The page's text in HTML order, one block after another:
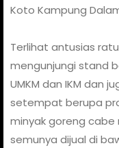
Koto Kampung
Terlihat antusias
mengunjungi stand
UMKM dan IKM dan
setempat berupa
minyak goreng cabe
semunya dijual di